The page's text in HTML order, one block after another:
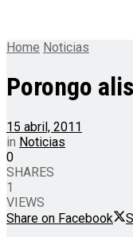
Home Noticias
Porongo
15 abril, 2011
in Noticias
0
SHARES
1
VIEWS
Share on Facebook